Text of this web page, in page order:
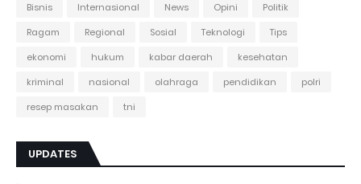
Bisnis Internasional News Opini
Politik
Ragam
Regional Sosial Teknologi
Tips
ekonomi
hukum kabar daerah
kesehatan
kriminal
nasional olahraga pendidikan
polri
resep masakan
tni
UPDATES